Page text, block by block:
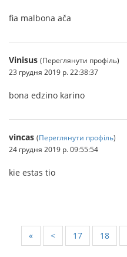
fia malbona ača
Vinisus (Переглянути профіль)
23 грудня 2019 р. 22:38:37
bona edzino karino
vincas (Переглянути профіль)
24 грудня 2019 р. 09:55:54
kie estas tio
« < 17 18